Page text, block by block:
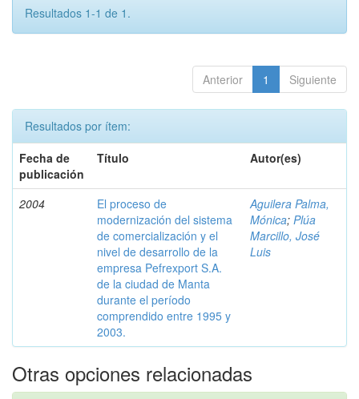
Resultados 1-1 de 1.
Anterior 1 Siguiente
Resultados por ítem:
Fecha de
publicación
Título Autor(es)
2004
El proceso de
modernización del sistema
de comercialización y el
nivel de desarrollo de la
empresa Pefrexport S.A.
de la ciudad de Manta
durante el período
comprendido entre 1995 y
2003.
Aguilera Palma,
Mónica; Plúa
Marcillo, José
Luis
Otras opciones relacionadas